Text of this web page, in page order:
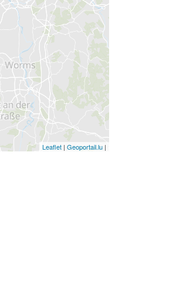
Leaflet | Geoportail.lu |